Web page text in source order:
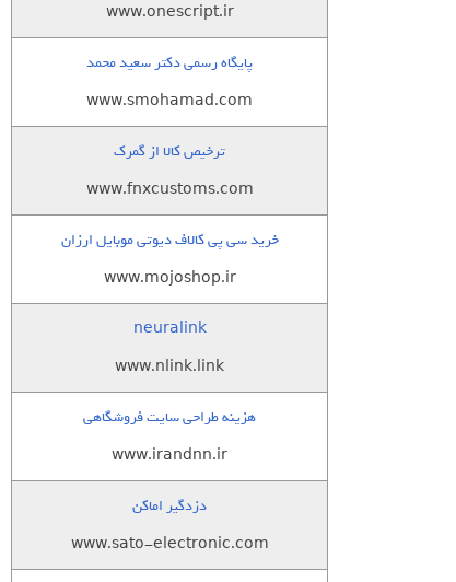
www.onescript.ir
پایگاه رسمی دکتر سعید محمد
www.smohamad.com
ترخیص کالا از گمرک
www.fnxcustoms.com
خرید سی پی کالاف دیوتی موبایل ارزان
www.mojoshop.ir
neuralink
www.nlink.link
هزینه طراحی سایت فروشگاهی
www.irandnn.ir
دزدگیر اماکن
www.sato-electronic.com